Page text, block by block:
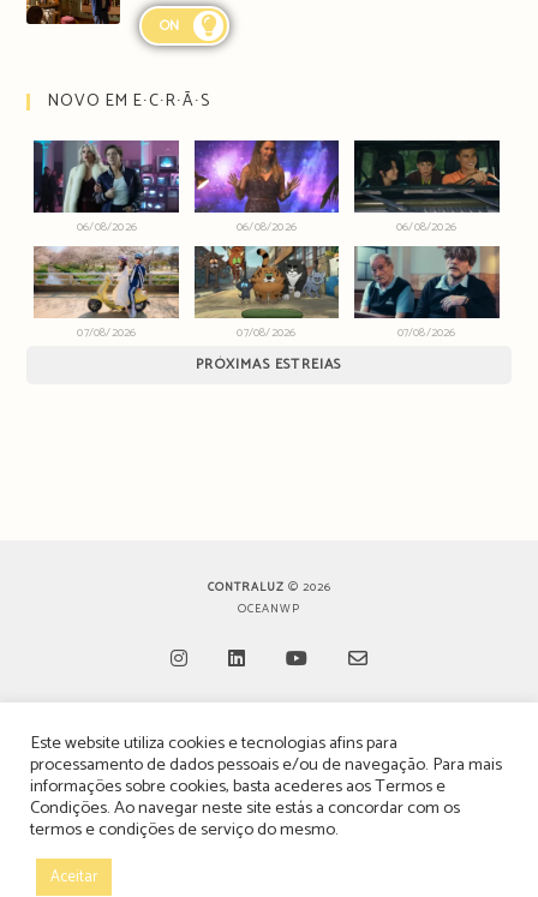
ON
NOVO EM E∙C∙R∙Ã∙S
06/08/2026 06/08/2026 06/08/2026
07/08/2026 07/08/2026 07/08/2026
PRÓXIMAS ESTREIAS
CONTRALUZ © 2026
OCEANWP
in
a
new
in
a
new
tab
in
a
new
in
a
new
TERMOS, CONDIÇÕES & POLÍTICA DE PRIVACIDADE
ESTATUTO EDITORIAL
POLÍTICA DE PUBLICIDADE E ANÚNCIOS
Este website utiliza cookies e tecnologias afins para
processamento de dados pessoais e/ou de navegação. Para mais
informações sobre cookies, basta acederes aosTermos e
Condições. Ao navegar neste site estás a concordar com os
termos e condições de serviço do mesmo.
Aceitar